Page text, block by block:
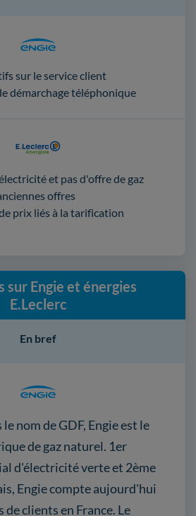
sur le service client
démarchage téléphonique
et pas d'offre de gaz
offres
prix liés à la tarification
sur Engie et énergies
E.Leclerc
nom de GDF, Engie est le
de gaz naturel. 1er
d'électricité verte et 2ème
Engie compte aujourd'hui
clients en France. Le
En bref